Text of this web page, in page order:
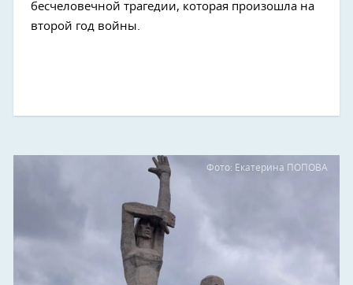
бесчеловечной трагедии, которая произошла на
второй год войны.
Фото: Екатерина ПОПОВА